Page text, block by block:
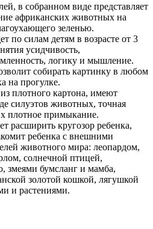
в собранном виде представляет
африканских животных на
зеленью.
по силам детям в возрасте от 3
усидчивость,
логику и мышление.
собирать картинку в любом
на прогулке.
плотного картона, имеют
силуэтов животных, точная
плотное примыкание.
расширить кругозор ребенка,
ребенка с внешними
животного мира: леопардом,
солнечной птицей,
змеями бумсланг и мамба,
золотой кошкой, лягушкой
и растениями.